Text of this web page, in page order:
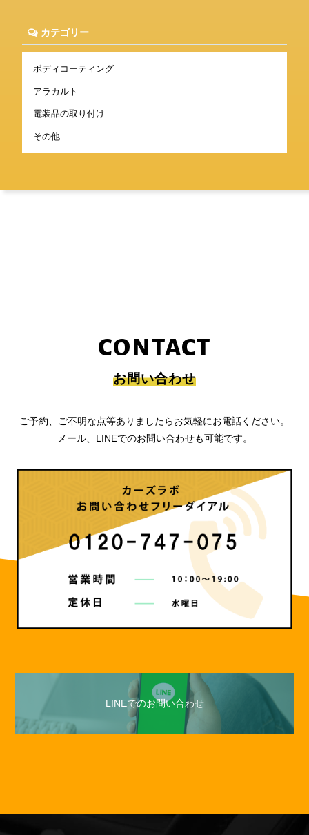
カテゴリー
ボディコーティング
アラカルト
電装品の取り付け
その他
CONTACT
お問い合わせ
ご予約、ご不明な点等ありましたらお気軽にお電話ください。
メール、LINEでのお問い合わせも可能です。
LINEでのお問い合わせ